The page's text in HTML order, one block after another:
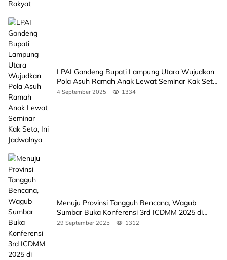
LPAI Gandeng Bupati Lampung Utara Wujudkan
Pola Asuh Ramah Anak Lewat Seminar Kak Seto,
Ini Jadwalnya
4 September 2025 1334
Menuju Provinsi Tangguh Bencana, Wagub
Sumbar Buka Konferensi 3rd ICDMM 2025 di
Unand
29 September 2025 1312